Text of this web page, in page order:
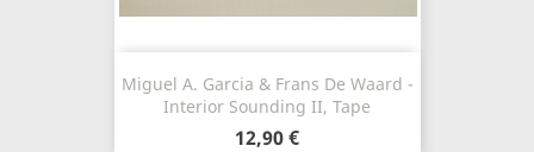
Miguel A. Garcia & Frans De Waard -
Interior Sounding II, Tape
12,90 €